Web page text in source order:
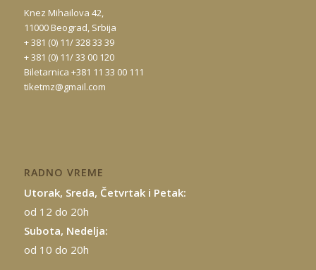
Knez Mihailova 42,
11000 Beograd, Srbija
+ 381 (0) 11/ 328 33 39
+ 381 (0) 11/ 33 00 120
Biletarnica +381 11 33 00 111
tiketmz@gmail.com
RADNO VREME
Utorak, Sreda, Četvrtak i Petak:
od 12 do 20h
Subota, Nedelja:
od 10 do 20h